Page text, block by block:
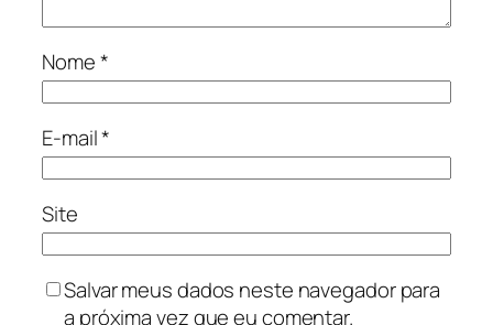
Nome*
E-mail*
Site
Salvar meus dados neste navegador para
a próxima vez que eu comentar.